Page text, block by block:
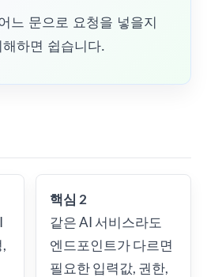
느 문으로 요청을 넣을지
하면 쉽습니다.
핵심 2
같은 AI 서비스라도
엔드포인트가 다르면
필요한 입력값, 권한,